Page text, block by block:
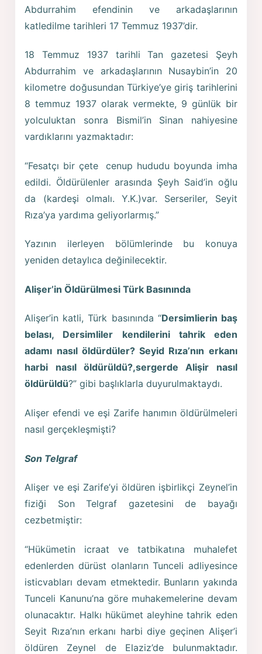
Abdurrahim efendinin ve arkadaşlarının
katledilme tarihleri 17 Temmuz 1937’dir.
18 Temmuz 1937 tarihli Tan gazetesi Şeyh
Abdurrahim ve arkadaşlarının Nusaybin’in 20
kilometre doğusundan Türkiye’ye giriş tarihlerini
8 temmuz 1937 olarak vermekte, 9 günlük bir
yolculuktan sonra Bismil’in Sinan nahiyesine
vardıklarını yazmaktadır:
“Fesatçı bir çete cenup hududu boyunda imha
edildi. Öldürülenler arasında Şeyh Said’in oğlu
da (kardeşi olmalı. Y.K.)var. Serseriler, Seyit
Rıza’ya yardıma geliyorlarmış.”
Yazının ilerleyen bölümlerinde bu konuya
yeniden detaylıca değinilecektir.
Alişer’in Öldürülmesi Türk Basınında
Alişer’in katli, Türk basınında “Dersimlierin baş
belası, Dersimliler kendilerini tahrik eden
adamı nasıl öldürdüler? Seyid Rıza’nın erkanı
harbi nasıl öldürüldü?,sergerde Alişir nasıl
öldürüldü?” gibi başlıklarla duyurulmaktaydı.
Alişer efendi ve eşi Zarife hanımın öldürülmeleri
nasıl gerçekleşmişti?
Son Telgraf
Alişer ve eşi Zarife’yi öldüren işbirlikçi Zeynel’in
fiziği Son Telgraf gazetesini de bayağı
cezbetmiştir:
“Hükümetin icraat ve tatbikatına muhalefet
edenlerden dürüst olanların Tunceli adliyesince
isticvabları devam etmektedir. Bunların yakında
Tunceli Kanunu’na göre muhakemelerine devam
olunacaktır. Halkı hükümet aleyhine tahrik eden
Seyit Rıza’nın erkanı harbi diye geçinen Alişer’i
öldüren Zeynel de Elaziz’de bulunmaktadır.